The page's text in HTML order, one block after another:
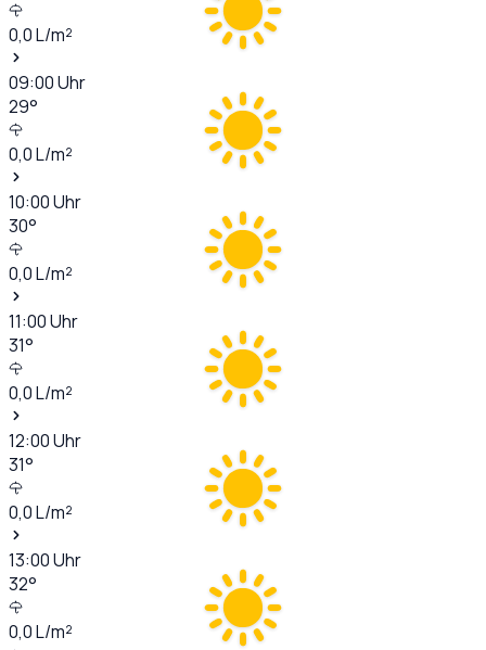
0,0L/m²
09:00Uhr
29°
0,0L/m²
10:00Uhr
30°
0,0L/m²
11:00Uhr
31°
0,0L/m²
12:00Uhr
31°
0,0L/m²
13:00Uhr
32°
0,0L/m²